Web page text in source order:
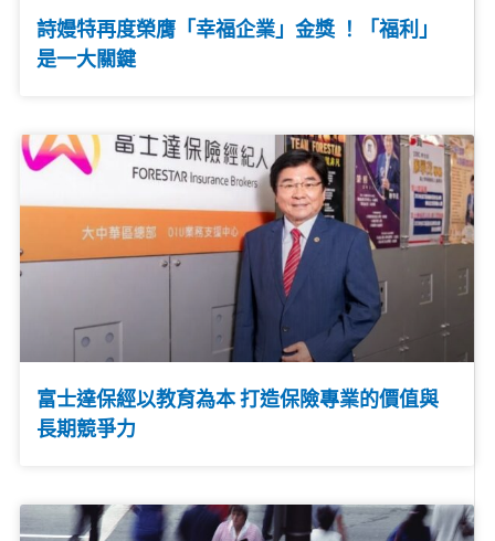
詩嫚特再度榮膺「幸福企業」金獎 ！「福利」
是一大關鍵
富士達保經以教育為本 打造保險專業的價值與
長期競爭力